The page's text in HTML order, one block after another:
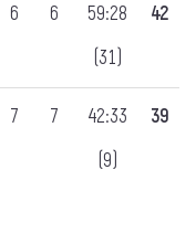
6 6
59:28
(31)
42
7 7
42:33
(9)
39